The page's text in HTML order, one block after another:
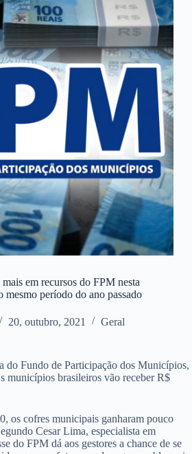
em recursos do FPM nesta
período do ano passado
20, outubro, 2021 Geral
do Fundo de Participação dos Municípios,
municípios brasileiros vão receber R$
os cofres municipais ganharam pouco
Cesar Lima, especialista em
do FPM dá aos gestores a chance de se